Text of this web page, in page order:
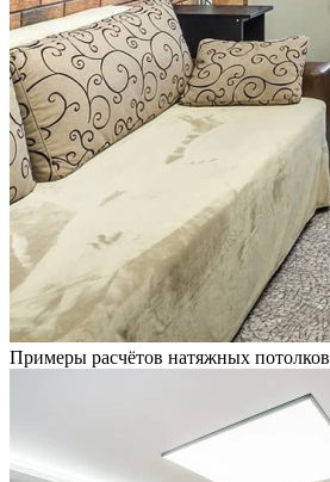
Примеры расчётов натяжных потолков